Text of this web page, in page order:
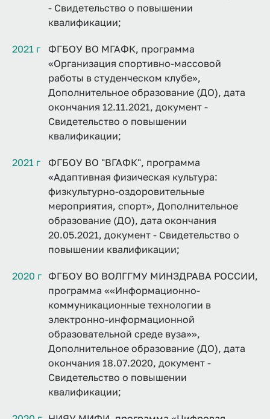
- Свидетельство о повышении
квалификации;
2021 г
ФГБОУ ВО МГАФК, программа
«Организация спортивно-массовой
работы в студенческом клубе»,
Дополнительное образование (ДО), дата
окончания 12.11.2021, документ -
Свидетельство о повышении
квалификации;
2021 г
ФГБОУ ВО "ВГАФК", программа
«Адаптивная физическая культура:
физкультурно-оздоровительные
мероприятия, спорт», Дополнительное
образование (ДО), дата окончания
20.05.2021, документ - Свидетельство о
повышении квалификации;
2020 г ФГБОУ ВО ВОЛГГМУ МИНЗДРАВА РОССИИ,
программа ««Информационно-
коммуникационные технологии в
электронно-информационной
образовательной среде вуза»»,
Дополнительное образование (ДО), дата
окончания 18.07.2020, документ -
Свидетельство о повышении
квалификации;